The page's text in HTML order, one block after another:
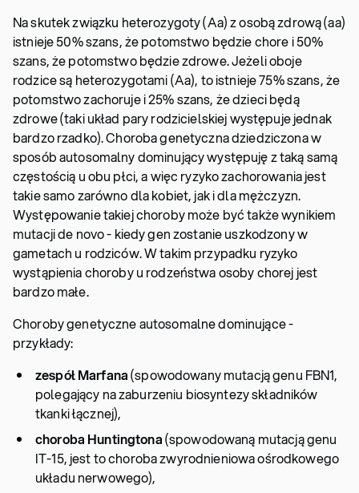
Na skutek związku heterozygoty (Aa) z osobą zdrową (aa)
istnieje 50% szans, że potomstwo będzie chore i 50%
szans, że potomstwo będzie zdrowe. Jeżeli oboje
rodzice są heterozygotami (Aa), to istnieje 75% szans, że
potomstwo zachoruje i 25% szans, że dzieci będą
zdrowe (taki układ pary rodzicielskiej występuje jednak
bardzo rzadko). Choroba genetyczna dziedziczona w
sposób autosomalny dominujący występuję z taką samą
częstością u obu płci, a więc ryzyko zachorowania jest
takie samo zarówno dla kobiet, jak i dla mężczyzn.
Występowanie takiej choroby może być także wynikiem
mutacji de novo - kiedy gen zostanie uszkodzony w
gametach u rodziców. W takim przypadku ryzyko
wystąpienia choroby u rodzeństwa osoby chorej jest
bardzo małe.
Choroby genetyczne autosomalne dominujące -
przykłady:
zespół Marfana(spowodowany mutacją genu FBN1,
polegający na zaburzeniu biosyntezy składników
tkanki łącznej),
choroba Huntingtona(spowodowaną mutacją genu
IT-15, jest to choroba zwyrodnieniowa ośrodkowego
układu nerwowego),